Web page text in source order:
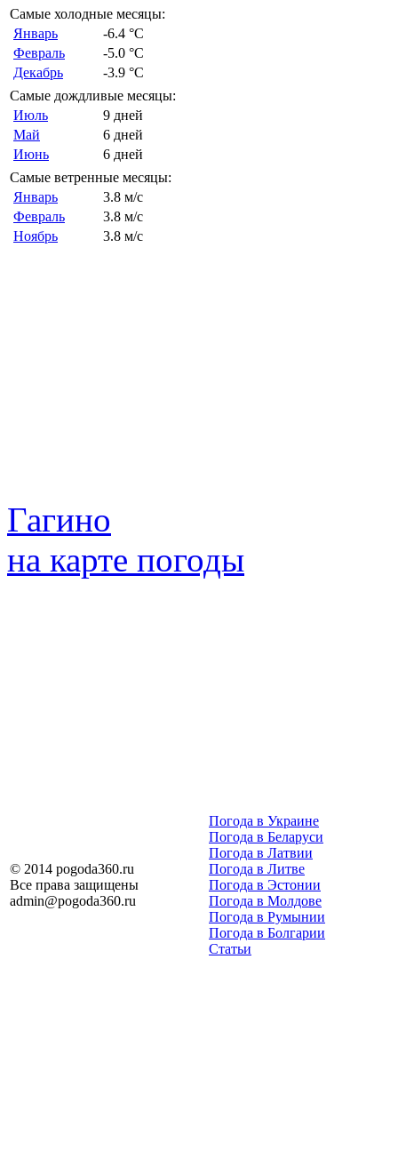
Самые холодные месяцы:
Январь
-6.4 °C
Февраль
-5.0 °C
Декабрь
-3.9 °C
Самые дождливые месяцы:
Июль
9 дней
Май
6 дней
Июнь
6 дней
Самые ветренные месяцы:
Январь
3.8 м/с
Февраль
3.8 м/с
Ноябрь
3.8 м/с
Гагино
на карте погоды
© 2014 pogoda360.ru
Все права защищены
admin@pogoda360.ru
Погода в Украине
Погода в Беларуси
Погода в Латвии
Погода в Литве
Погода в Эстонии
Погода в Молдове
Погода в Румынии
Погода в Болгарии
Статьи